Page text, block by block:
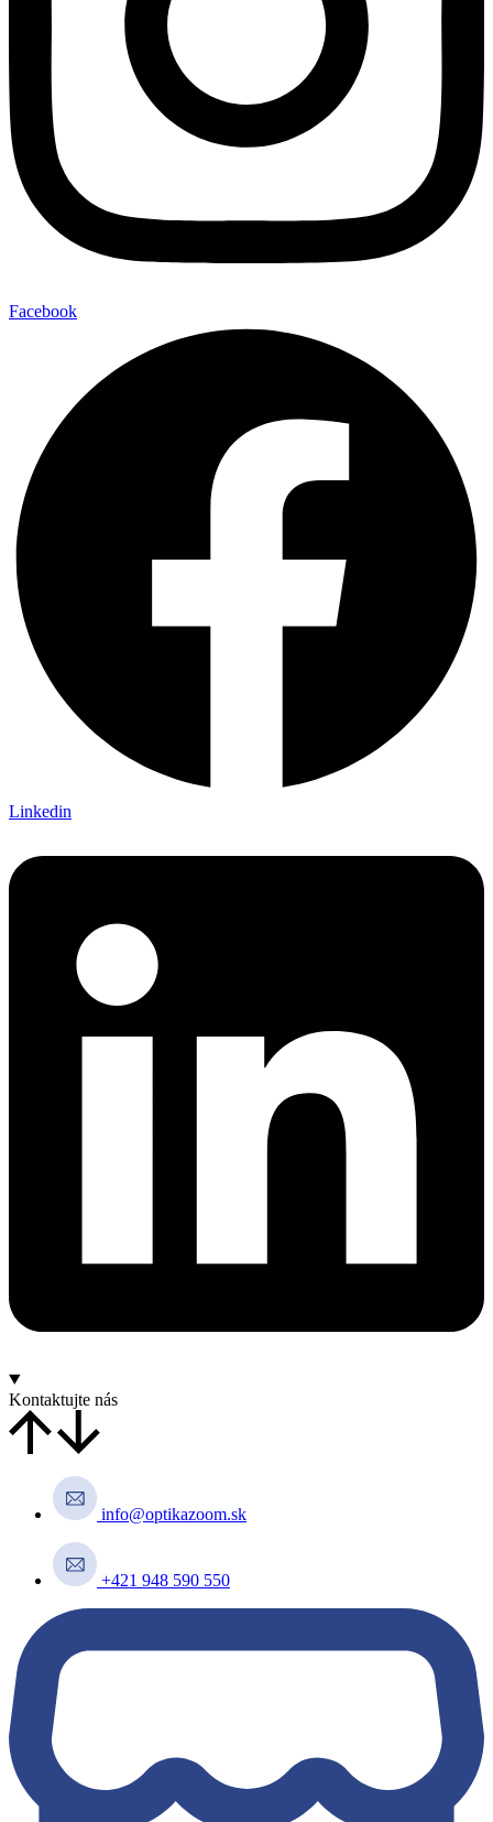
Facebook
Linkedin
Kontaktujte nás
info@optikazoom.sk
+421 948 590 550